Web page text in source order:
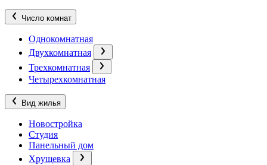
Число комнат
Однокомнатная
Двухкомнатная
Трехкомнатная
Четырехкомнатная
Вид жилья
Новостройка
Студия
Панельный дом
Хрущевка